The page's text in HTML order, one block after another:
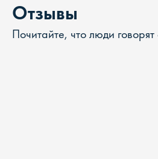
Отзывы
Почитайте, что люди